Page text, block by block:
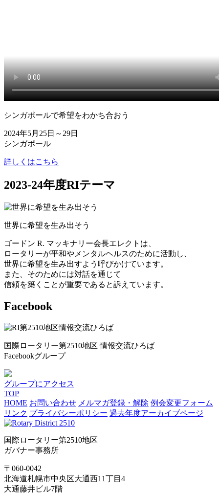
シンガポールで希望をわかち合おう
2024年5月25日～29日
シンガポール
詳しくはこちら
2023-24年度RIテーマ
世界に希望を生み出そう
ゴードン R. マッキナリー会長エレクトは、
ロータリーが平和やメンタルヘルスのために活動し、
世界に希望を生み出すよう呼びかけています。
また、そのためには対話を通じて
信頼を築くことが重要であると訴えています。
Facebook
国際ロータリー第2510地区 情報交流ひろば
Facebookグループ
グループにアクセス
TOP
HOME お問い合わせ メルマガ登録・解除 例会変更フォーム
リンク プライバシーポリシー 過去年度アーカイブページ
国際ロータリー第2510地区
ガバナー事務所
〒060-0042
北海道札幌市中央区大通西11丁目4
大通藤井ビル7階